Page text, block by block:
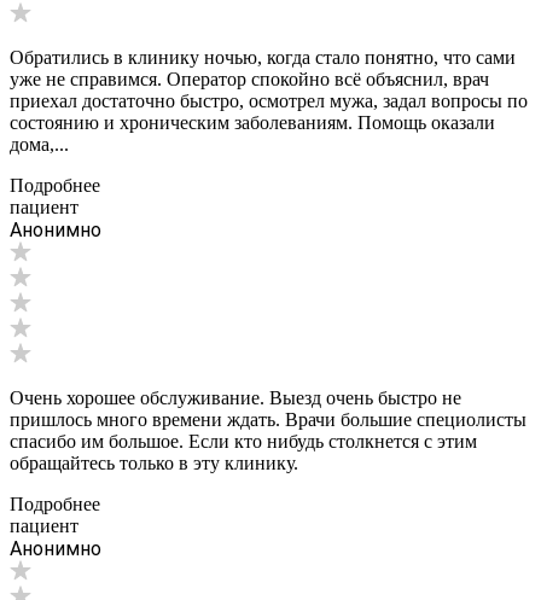
Обратились в клинику ночью, когда стало понятно, что сами
уже не справимся. Оператор спокойно всё объяснил, врач
приехал достаточно быстро, осмотрел мужа, задал вопросы по
состоянию и хроническим заболеваниям. Помощь оказали
дома,...
Подробнее
пациент
Анонимно
Очень хорошее обслуживание. Выезд очень быстро не
пришлось много времени ждать. Врачи большие специолисты
спасибо им большое. Если кто нибудь столкнется с этим
обращайтесь только в эту клинику.
Подробнее
пациент
Анонимно